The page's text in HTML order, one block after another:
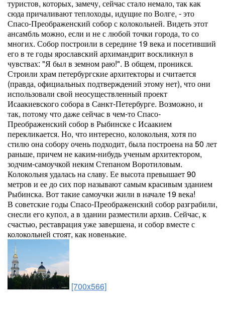
туристов, которых, замечу, сейчас стало немало, так как
сюда причаливают теплоходы, идущие по Волге, - это
Спасо-Преображенский собор с колокольней. Видеть этот
ансамбль можно, если и не с любой точки города, то со
многих. Собор построили в середине 19 века и посетивший
его в те годы ярославский архимандрит воскликнул в
чувствах: "Я был в земном раю!". В общем, проникся.
Строили храм петербургские архитекторы и считается
(правда, официальных подтверждений этому нет), что они
использовали свой неосуществленный проект
Исаакиевского собора в Санкт-Петербурге. Возможно, и
так, потому что даже сейчас в чем-то Спасо-
Преображенский собор в Рыбинске с Исаакием
перекликается. Но, что интересно, колокольня, хотя по
стилю она собору очень подходит, была построена на 50 лет
раньше, причем не каким-нибудь ученым архитектором,
зодчим-самоучкой неким Степаном Воротиловым.
Колокольня удалась на славу. Ее высота превышает 90
метров и ее до сих пор называют самым красивым зданием
Рыбинска. Вот такие самоучки жили в начале 19 века!
В советские годы Спасо-Преображенский собор разграбили,
снесли его купол, а в здании разместили архив. Сейчас, к
счастью, реставрация уже завершена, и собор вместе с
колокольней стоят, как новенькие.
[700x566]